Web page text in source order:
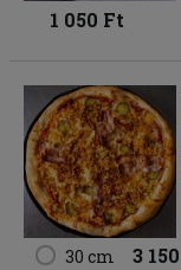
1 050 Ft
30 cm 3